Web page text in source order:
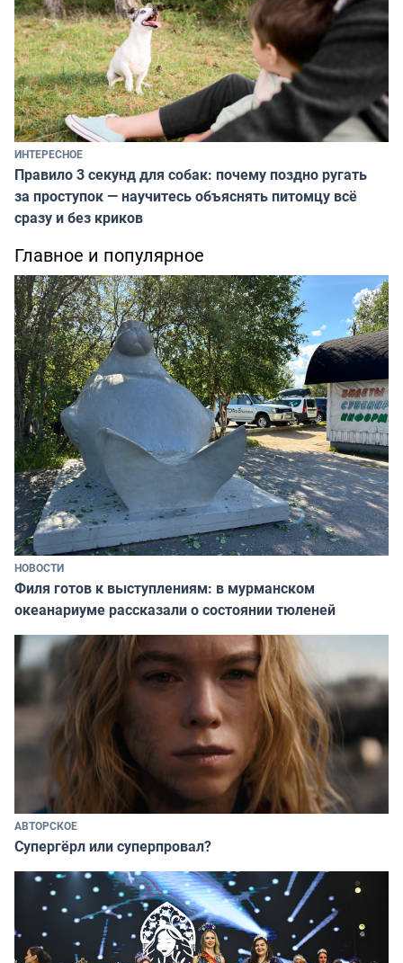
ИНТЕРЕСНОЕ
Правило 3 секунд для собак: почему поздно ругать
за проступок — научитесь объяснять питомцу всё
сразу и без криков
Главное и популярное
НОВОСТИ
Филя готов к выступлениям: в мурманском
океанариуме рассказали о состоянии тюленей
АВТОРСКОЕ
Супергёрл или суперпровал?